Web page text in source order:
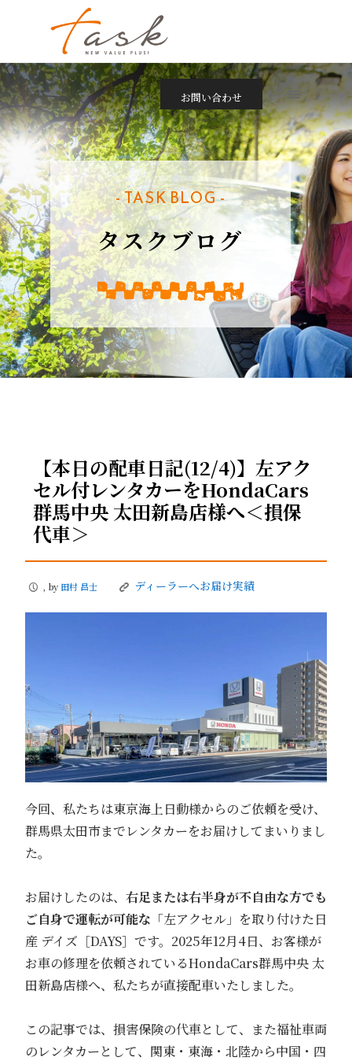
お問い合わせ
- TASK BLOG -
タスクブログ
【本日の配車日記(12/4)】左アク
セル付レンタカーをHondaCars
群馬中央 太田新島店様へ＜損保
代車＞
P , by 田村 昌士 K ディーラーへお届け実績
今回、私たちは東京海上日動様からのご依頼を受け、
群馬県太田市までレンタカーをお届けしてまいりまし
た。
お届けしたのは、 右足または右半身が不自由な方でも
ご自身で運転が可能な 「左アクセル」を取り付けた日
産 デイズ［DAYS］です。2025年12月4日、お客様が
お車の修理を依頼されているHondaCars群馬中央 太
田新島店様へ、私たちが直接配車いたしました。
この記事では、損害保険の代車として、また福祉車両
のレンタカーとして、関東・東海・北陸から中国・四